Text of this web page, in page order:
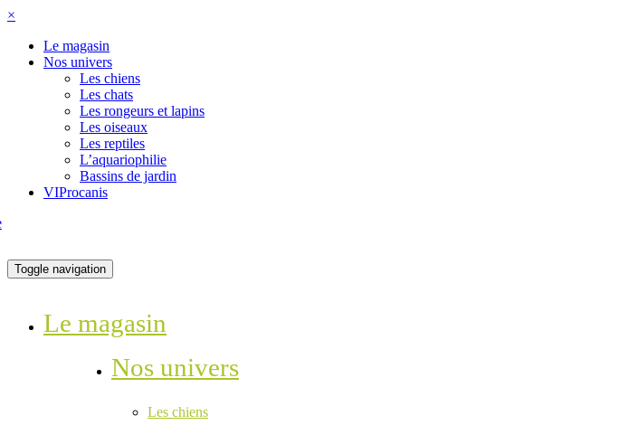
×
Le magasin
Nos univers
Les chiens
Les chats
Les rongeurs et lapins
Les oiseaux
Les reptiles
L’aquariophilie
Bassins de jardin
VIProcanis
Toggle navigation
Le magasin
Nos univers
Les chiens